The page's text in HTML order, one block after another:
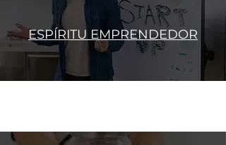
ESPÍRITU EMPRENDEDOR